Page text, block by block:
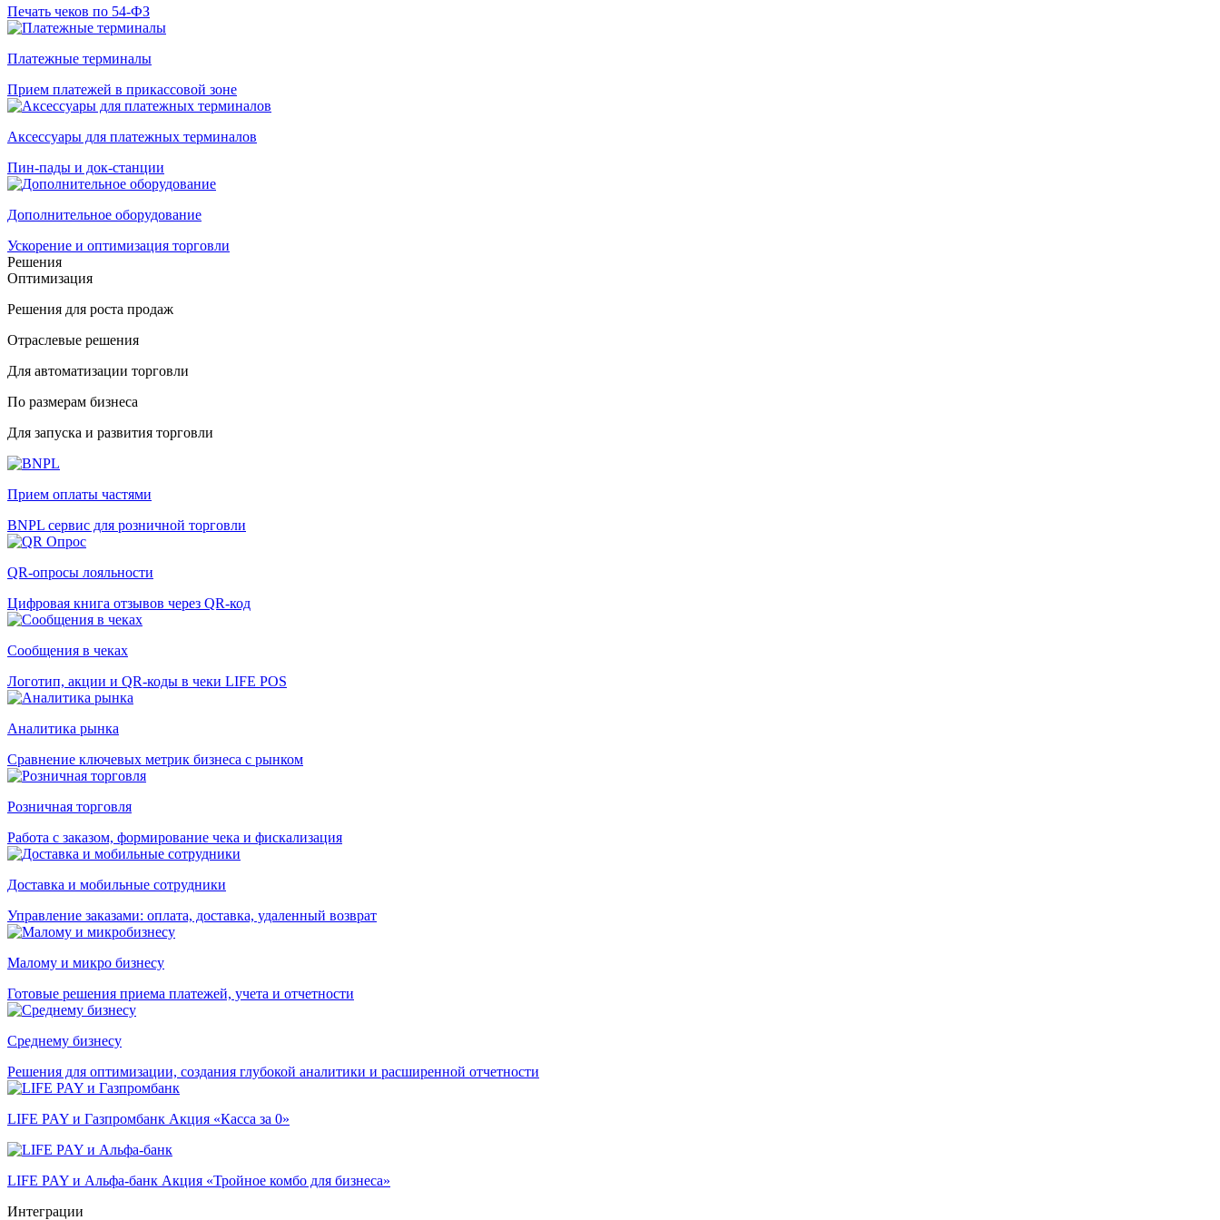
Печать чеков по 54-ФЗ
Платежные терминалы
Прием платежей в прикассовой зоне
Аксессуары для платежных терминалов
Пин-пады и док-станции
Дополнительное оборудование
Ускорение и оптимизация торговли
Решения
Оптимизация
Решения для роста продаж
Отраслевые решения
Для автоматизации торговли
По размерам бизнеса
Для запуска и развития торговли
Прием оплаты частями
BNPL сервис для розничной торговли
QR-опросы лояльности
Цифровая книга отзывов через QR-код
Сообщения в чеках
Логотип, акции и QR-коды в чеки LIFE POS
Аналитика рынка
Сравнение ключевых метрик бизнеса с рынком
Розничная торговля
Работа с заказом, формирование чека и фискализация
Доставка и мобильные сотрудники
Управление заказами: оплата, доставка, удаленный возврат
Малому и микро бизнесу
Готовые решения приема платежей, учета и отчетности
Среднему бизнесу
Решения для оптимизации, создания глубокой аналитики и расширенной отчетности
LIFE PAY и Газпромбанк Акция «Касса за 0»
LIFE PAY и Альфа-банк Акция «Тройное комбо для бизнеса»
Интеграции